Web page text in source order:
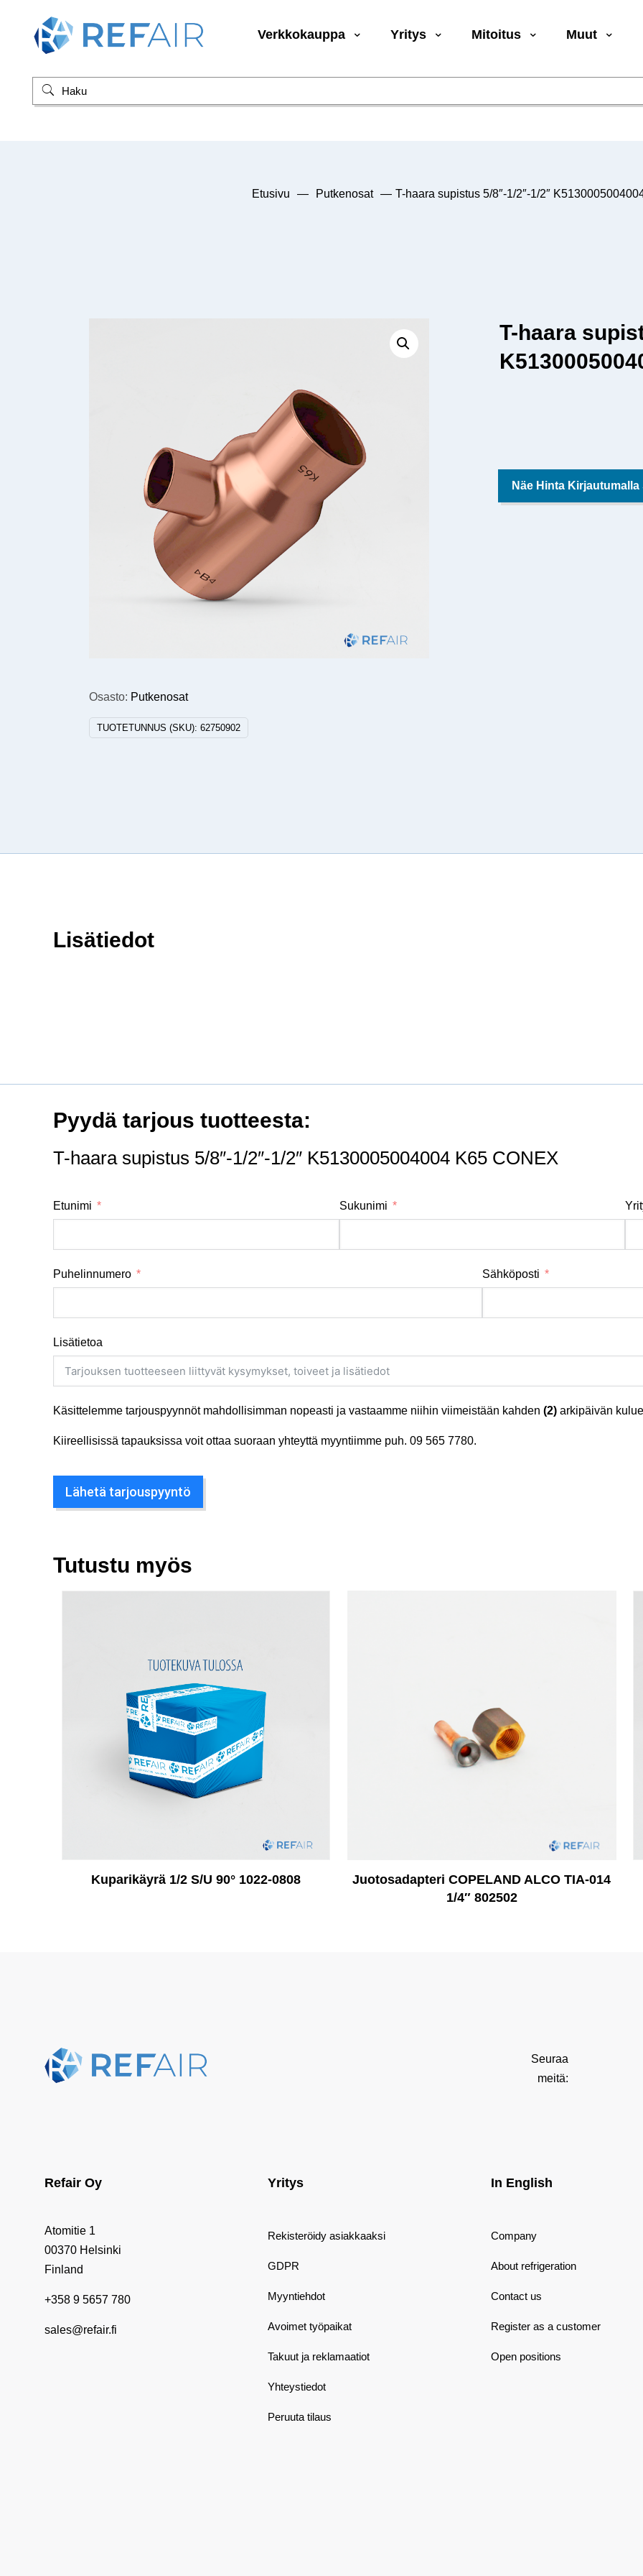
Verkkokauppa Yritys Mitoitus Muut
Etusivu — Putkenosat — T-haara supistus 5/8″-1/2″-1/2″
Osasto: Putkenosat
TUOTETUNNUS (SKU):62750902
T-haara
Näe Hinta Kirjautumalla
Lisätiedot
Pyydä tarjous tuotteesta:
T-haara supistus 5/8″-1/2″-1/2″ K5130005004004 K65 CONEX
Etunimi Sukunimi
Puhelinnumero Sähköposti
Lisätietoa
Käsittelemme tarjouspyynnöt mahdollisimman nopeasti ja vastaamme niihin viimeistään kahden (2) arkipäivän
Kiireellisissä tapauksissa voit ottaa suoraan yhteyttä myyntiimme puh. 09 565 7780.
Lähetä tarjouspyyntö
Tutustu myös
Kuparikäyrä 1/2 S/U 90° 1022-0808
Juotosadapteri COPELAND ALCO TIA-014
1/4″ 802502
Seuraa
meitä:
Refair Oy
Atomitie 1
00370 Helsinki
Finland
+358 9 5657 780
sales@refair.fi
Yritys
Rekisteröidy asiakkaaksi
GDPR
Myyntiehdot
Avoimet työpaikat
Takuut ja reklamaatiot
Yhteystiedot
Peruuta tilaus
In English
Company
About refrigeration
Contact us
Register as a customer
Open positions